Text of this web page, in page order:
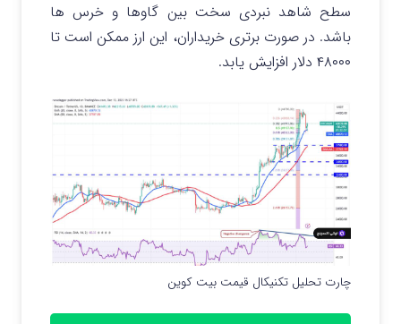
سطح شاهد نبردی سخت بین گاوها و خرس ها
باشد. در صورت برتری خریداران، این ارز ممکن است تا
۴۸۰۰۰ دلار افزایش یابد.
چارت تحلیل تکنیکال قیمت بیت کوین